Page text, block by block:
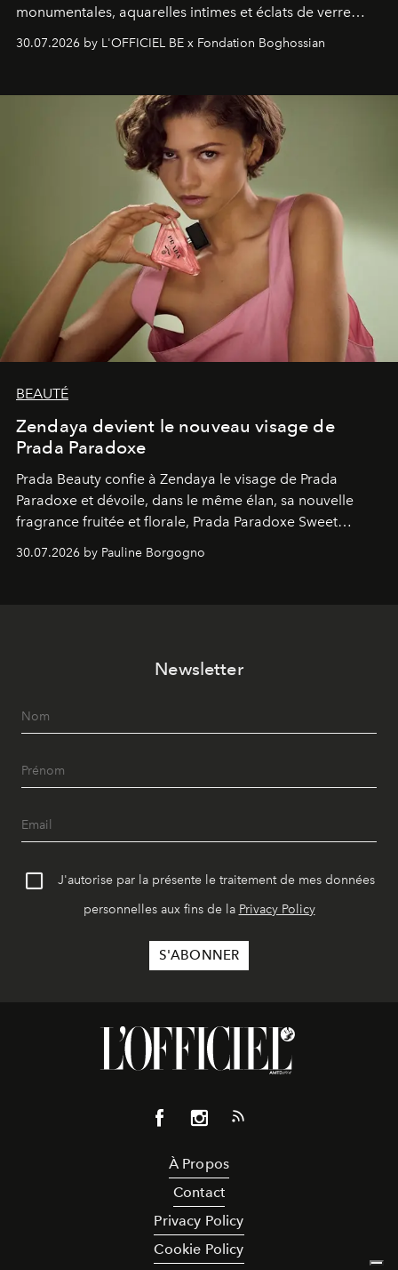
monumentales, aquarelles intimes et éclats de verre
émotionnel où chaque œuvre devient le souvenir
émerveillement.
30.07.2026 by L'OFFICIEL BE x Fondation Boghossian
BEAUTÉ
Zendaya devient le nouveau visage de
Prada Paradoxe
Prada Beauty confie à Zendaya le visage de Prada
Paradoxe et dévoile, dans le même élan, sa nouvelle
fragrance fruitée et florale, Prada Paradoxe Sweet
30.07.2026 by Pauline Borgogno
Newsletter
J'autorise par la présente le traitement de mes données
personnelles aux fins de la Privacy Policy
À Propos
Contact
Privacy Policy
Cookie Policy